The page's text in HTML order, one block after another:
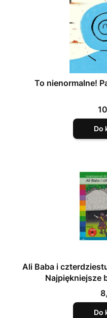
To nienormalne!
Do
Ali Baba i
Najpiękniejsze
Do